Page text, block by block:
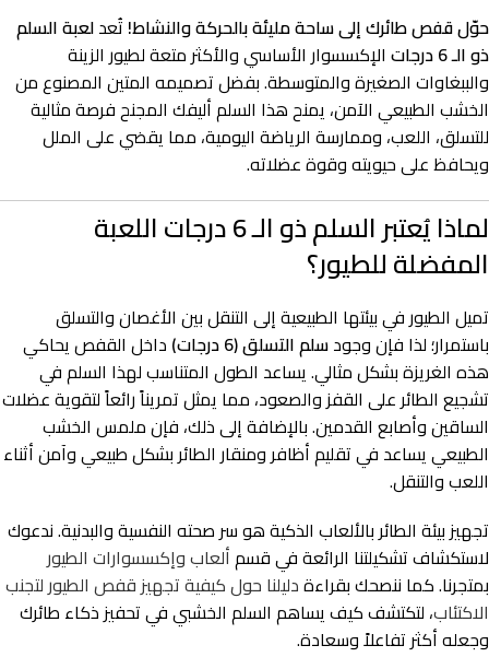
حوّل قفص طائرك إلى ساحة مليئة بالحركة والنشاط! تُعدلعبة السلم
ذو الـ 6 درجات
الإكسسوار الأساسي والأكثر متعة لطيور الزينة
والببغاوات الصغيرة والمتوسطة. بفضل تصميمه المتين المصنوع من
الخشب الطبيعي الآمن، يمنح هذا السلم أليفك المجنح فرصة مثالية
للتسلق، اللعب، وممارسة الرياضة اليومية، مما يقضي على الملل
ويحافظ على حيويته وقوة عضلاته.
لماذا يُعتبر السلم ذو الـ 6 درجات اللعبة
المفضلة للطيور؟
تميل الطيور في بيئتها الطبيعية إلى التنقل بين الأغصان والتسلق
باستمرار؛ لذا فإن وجودسلم التسلق (6 درجات)
داخل القفص يحاكي
هذه الغريزة بشكل مثالي. يساعد الطول المتناسب لهذا السلم في
تشجيع الطائر على القفز والصعود، مما يمثل تمريناً رائعاً لتقوية عضلات
الساقين وأصابع القدمين. بالإضافة إلى ذلك، فإن ملمس الخشب
الطبيعي يساعد في تقليم أظافر ومنقار الطائر بشكل طبيعي وآمن أثناء
اللعب والتنقل.
تجهيز بيئة الطائر بالألعاب الذكية هو سر صحته النفسية والبدنية. ندعوك
لاستكشاف تشكيلتنا الرائعة في قسمألعاب وإكسسوارات الطيور
بمتجرنا. كما ننصحك بقراءةدليلنا حول كيفية تجهيز قفص الطيور لتجنب
الاكتئاب، لتكتشف كيف يساهم السلم الخشبي في تحفيز ذكاء طائرك
وجعله أكثر تفاعلاً وسعادة.